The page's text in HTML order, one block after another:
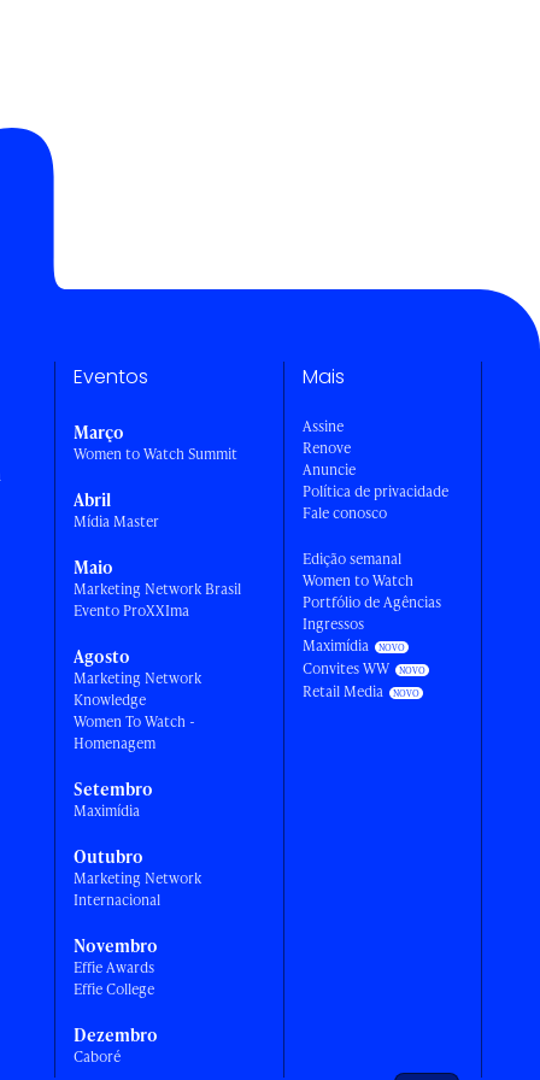
Eventos
Março
Women to Watch Summit
Abril
Mídia Master
Maio
Marketing Network Brasil
Evento ProXXIma
Agosto
Marketing Network
Knowledge
Women To Watch -
Homenagem
Setembro
Maximídia
Outubro
Marketing Network
Internacional
Novembro
Effie Awards
Effie College
Dezembro
Caboré
Mais
Assine
Renove
Anuncie
Política de privacidade
Fale conosco
Edição semanal
Women to Watch
Portfólio de Agências
Ingressos
Maximídia
Convites WW
Retail Media